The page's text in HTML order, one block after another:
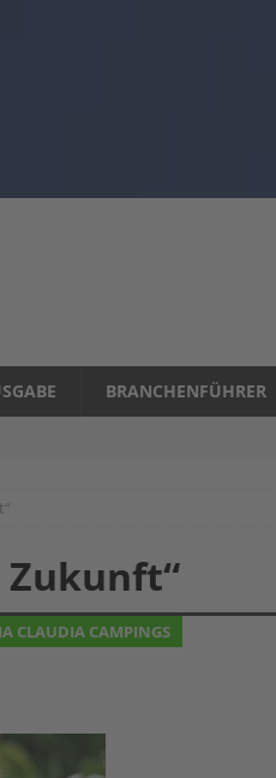
BRANCHENFÜHRER
CLAUDIA CAMPINGS